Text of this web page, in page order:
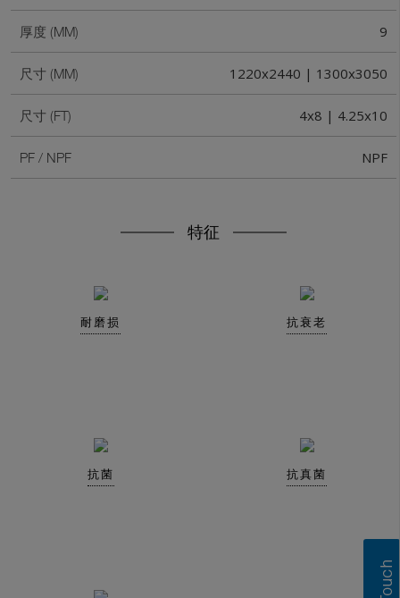
厚度 (MM) 9
尺寸 (MM) 1220x2440 | 1300x3050
尺寸 (FT) 4x8 | 4.25x10
PF / NPF NPF
特征
耐磨损 抗衰老
抗菌 抗真菌